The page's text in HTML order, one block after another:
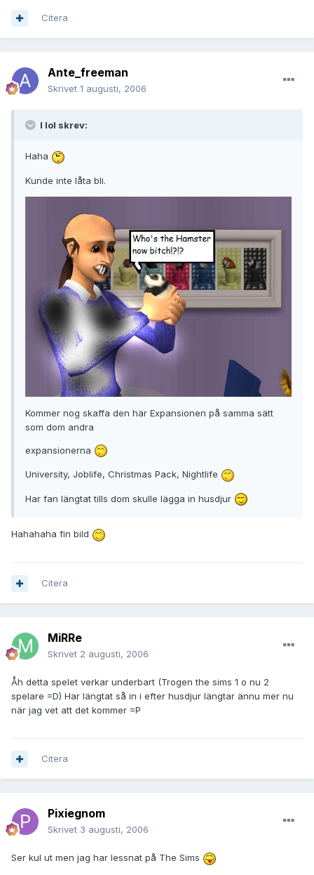
Citera
Ante_freeman
Skrivet 1 augusti, 2006
I lol skrev:
Haha
Kunde inte låta bli.
Kommer nog skaffa den här Expansionen på samma sätt
som dom andra
expansionerna
University, Joblife, Christmas Pack, Nightlife
Har fan längtat tills dom skulle lägga in husdjur
Hahahaha fin bild
Citera
MiRRe
Skrivet 2 augusti, 2006
Åh detta spelet verkar underbart (Trogen the sims 1 o nu 2
spelare =D) Har längtat så in i efter husdjur längtar ännu mer nu
när jag vet att det kommer =P
Citera
Pixiegnom
Skrivet 3 augusti, 2006
Ser kul ut men jag har lessnat på The Sims